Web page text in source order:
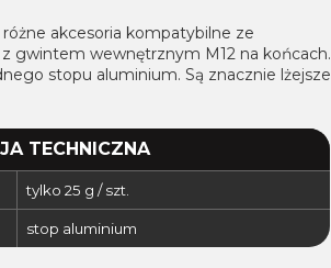
akcesoria kompatybilne ze
gwintem wewnętrznym M12 na końcach.
stopu aluminium. Są znacznie lżejsze
TECHNICZNA
tylko 25 g / szt.
stop aluminium